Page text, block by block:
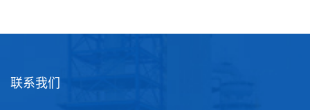
联系我们